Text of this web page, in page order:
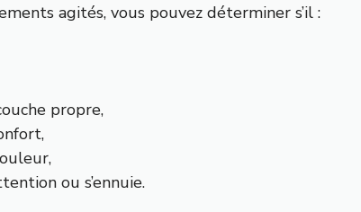
agités, vous pouvez déterminer s’il :
propre,
ou s’ennuie.